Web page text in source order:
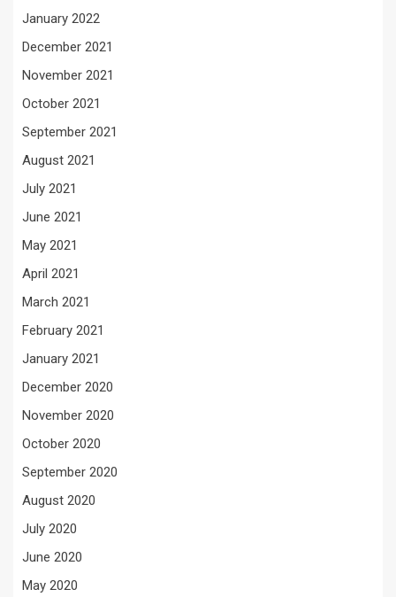
January 2022
December 2021
November 2021
October 2021
September 2021
August 2021
July 2021
June 2021
May 2021
April 2021
March 2021
February 2021
January 2021
December 2020
November 2020
October 2020
September 2020
August 2020
July 2020
June 2020
May 2020